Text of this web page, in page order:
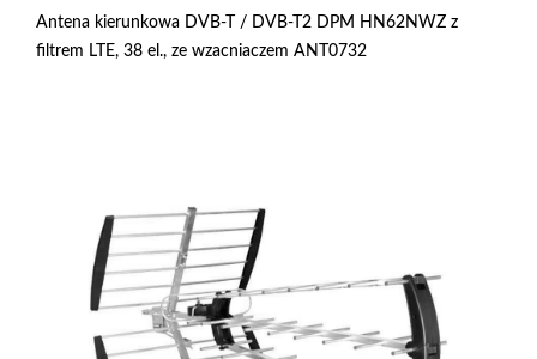
Antena kierunkowa DVB-T / DVB-T2 DPM HN62NWZ z
filtrem LTE, 38 el., ze wzacniaczem ANT0732